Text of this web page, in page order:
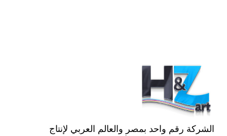
الشركة رقم واحد بمصر والعالم العربي لإنتاج